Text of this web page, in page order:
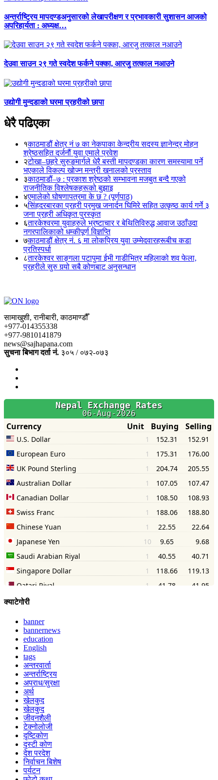
अन्तर्राष्ट्रिय मापदण्डअनुसारको लेखापरीक्षण र प्रभावकारी सुशासन आजको
अपरिहार्यता : अध्यक्ष…
देउवा साउन २९ गते स्वदेश फर्कने पक्का, आरजु तत्काल नआउने
उद्योगी मुन्दडाको घरमा प्रहरीको छापा
धेरै पढिएका
१काठमाडौं क्षेत्र नं ७ का नेकपाका केन्द्रीय सदस्य ज्ञानेन्द्र मोहन
श्रेष्ठसहित दर्जनौं युवा एमाले प्रवेश
२टोखा–छहरे सुरुङमार्गले धेरै बस्ती मापदण्डका कारण समस्यामा पर्ने
भएकाले विकल्प खोज्न मन्त्री खनालको प्रस्ताव
३काठमाडौं–७ : प्रकाश श्रेष्ठको सम्भावना मजबुत बन्दै गएको
राजनीतिक विश्लेषकहरूको बुझाइ
४एमालेको घोषणापत्रमा के छ ? (पूर्णपाठ)
५सिंहदरबारका प्रहरी प्रमुख जनार्दन घिमिरे सहित उत्कृष्ठ कार्य गर्ने ३
जना प्रहरी अधिकृत पुरस्कृत
६तारकेश्वरमा युवाहरुले भ्रष्टाचार र बेथितिविरुद्ध आवाज उठाँउदा
नगरपालिकाको धम्कीपूर्ण विज्ञप्ति
७काठमाडौं क्षेत्र नं. ६ मा लोकप्रिय युवा उम्मेदवारहरूबीच कडा
प्रतिस्पर्धा
८तारकेश्वर साङ्गला पटापुमा ईभी गाडीभित्र महिलाको शव फेला,
प्रहरीले सुरु गर्‍यो सबै कोणबाट अनुसन्धान
सामाखुशी, रानीबारी, काठमाण्डौँ
+977-014355338
+977-9810141879
news@sajhapana.com
सुचना बिभाग दर्ता नं. ३०५ / ०७२-०७३
क्याटेगोरी
banner
bannernews
education
English
tags
अन्तरवार्ता
अन्तर्राष्ट्रिय
अपराध/सुरक्षा
अर्थ
खेलकुद
खेलकुद
जीवनशैली
टेक्नोलोजी
दृष्टिकोण
दृस्टी कोण
देश परदेश
निर्वाचन बिशेष
पर्यटन